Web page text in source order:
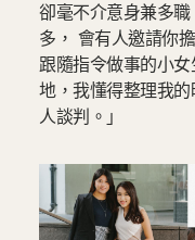
卻毫不介意身兼多
多， 會有人邀請你
跟隨指令做事的小
地，我懂得整理我
人談判。」